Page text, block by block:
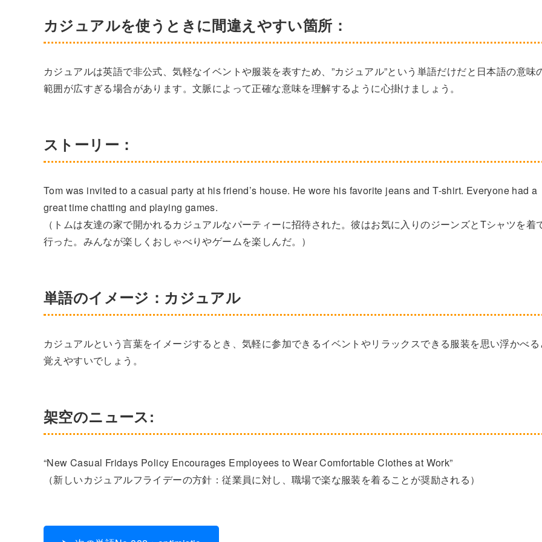
カジュアルを使うときに間違えやすい箇所：
カジュアルは英語で非公式、気軽なイベントや服装を表すため、”カジュアル”という単語だけだと日本語の意味
範囲が広すぎる場合があります。文脈によって正確な意味を理解するように心掛けましょう。
ストーリー：
Tom was invited to a casual party at his friend’s house. He wore his favorite jeans and T-shirt. Everyone had a
great time chatting and playing games.
（トムは友達の家で開かれるカジュアルなパーティーに招待された。彼はお気に入りのジーンズとTシャツを着
行った。みんなが楽しくおしゃべりやゲームを楽しんだ。）
単語のイメージ：カジュアル
カジュアルという言葉をイメージするとき、気軽に参加できるイベントやリラックスできる服装を思い浮かべ
覚えやすいでしょう。
架空のニュース:
“New Casual Fridays Policy Encourages Employees to Wear Comfortable Clothes at Work”
（新しいカジュアルフライデーの方針：従業員に対し、職場で楽な服装を着ることが奨励される）